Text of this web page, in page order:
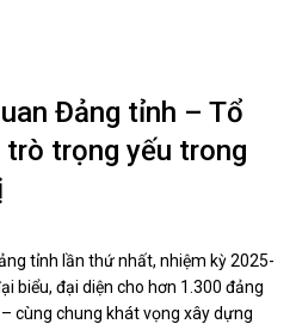
Đảng tỉnh – Tổ
trọng yếu trong
tỉnh lần thứ nhất, nhiệm kỳ 2025-
biểu, đại diện cho hơn 1.300 đảng
cùng chung khát vọng xây dựng